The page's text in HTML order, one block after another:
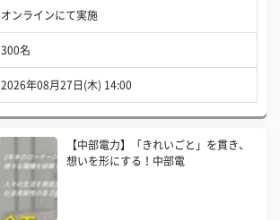
オンラインにて実施
300名
2026年08月27日(木) 14:00
【中部電力】「きれいごと」を貫き、
想いを形にする！中部電